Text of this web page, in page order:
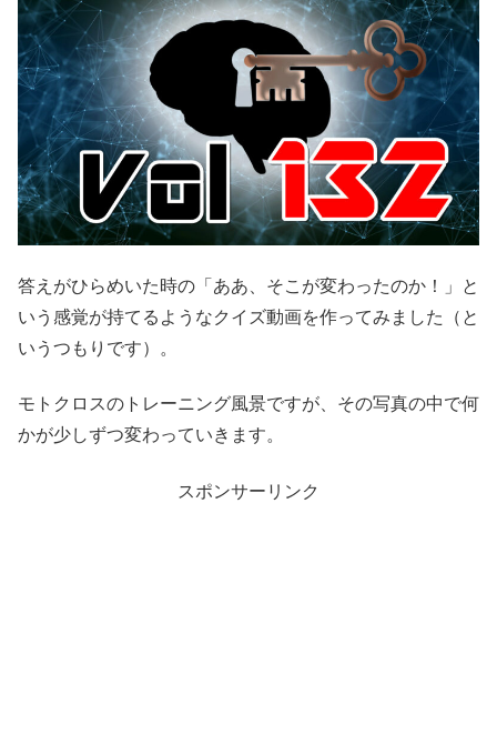
答えがひらめいた時の「ああ、そこが変わったのか！」と
いう感覚が持てるようなクイズ動画を作ってみました（と
いうつもりです）。
モトクロスのトレーニング風景ですが、その写真の中で何
かが少しずつ変わっていきます。
スポンサーリンク